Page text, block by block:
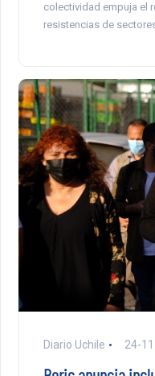
colectividad empuja el
resistencias de
Diario Uchile 24-